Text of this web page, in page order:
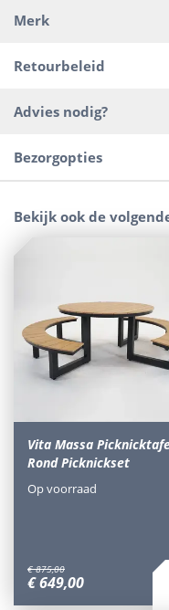
Merk
Retourbeleid
Advies nodig?
Bezorgopties
Bekijk ook de
Vita Massa
Rond Picknickset
€ 875,00
€649,00
Op voorraad